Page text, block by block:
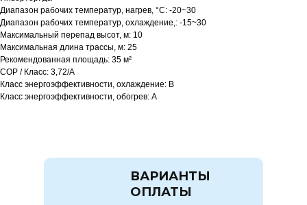
Диапазон рабочих температур, нагрев, °C: -20~30
Диапазон рабочих температур, охлаждение,: -15~30
Максимальный перепад высот, м: 10
Максимальная длина трассы, м: 25
Рекомендованная площадь: 35 м²
COP / Класс: 3,72/A
Класс энергоэффективности, охлаждение: B
Класс энергоэффективности, обогрев: A
ВАРИАНТЫ
ОПЛАТЫ